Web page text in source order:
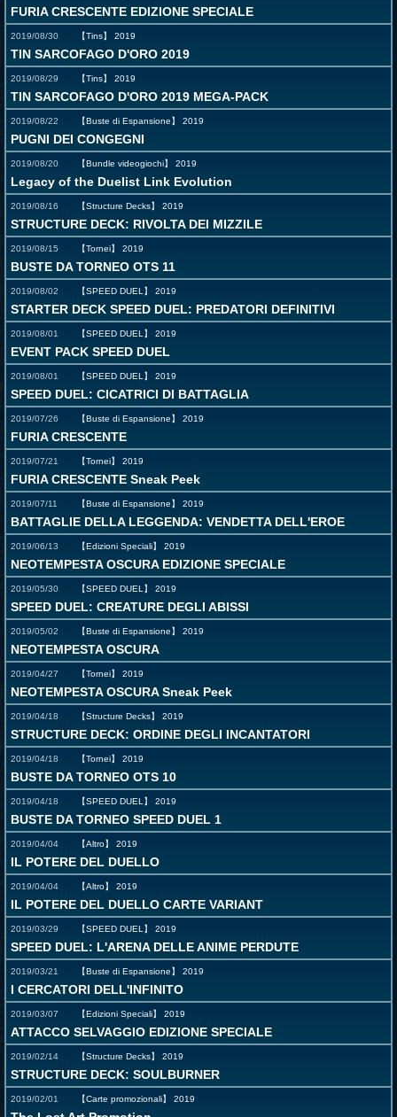
FURIA CRESCENTE EDIZIONE SPECIALE
2019/08/30 【Tins】 2019
TIN SARCOFAGO D'ORO 2019
2019/08/29 【Tins】 2019
TIN SARCOFAGO D'ORO 2019 MEGA-PACK
2019/08/22 【Buste di Espansione】 2019
PUGNI DEI CONGEGNI
2019/08/20 【Bundle videogiochi】 2019
Legacy of the Duelist Link Evolution
2019/08/16 【Structure Decks】 2019
STRUCTURE DECK: RIVOLTA DEI MIZZILE
2019/08/15 【Tornei】 2019
BUSTE DA TORNEO OTS 11
2019/08/02 【SPEED DUEL】 2019
STARTER DECK SPEED DUEL: PREDATORI DEFINITIVI
2019/08/01 【SPEED DUEL】 2019
EVENT PACK SPEED DUEL
2019/08/01 【SPEED DUEL】 2019
SPEED DUEL: CICATRICI DI BATTAGLIA
2019/07/26 【Buste di Espansione】 2019
FURIA CRESCENTE
2019/07/21 【Tornei】 2019
FURIA CRESCENTE Sneak Peek
2019/07/11 【Buste di Espansione】 2019
BATTAGLIE DELLA LEGGENDA: VENDETTA DELL'EROE
2019/06/13 【Edizioni Speciali】 2019
NEOTEMPESTA OSCURA EDIZIONE SPECIALE
2019/05/30 【SPEED DUEL】 2019
SPEED DUEL: CREATURE DEGLI ABISSI
2019/05/02 【Buste di Espansione】 2019
NEOTEMPESTA OSCURA
2019/04/27 【Tornei】 2019
NEOTEMPESTA OSCURA Sneak Peek
2019/04/18 【Structure Decks】 2019
STRUCTURE DECK: ORDINE DEGLI INCANTATORI
2019/04/18 【Tornei】 2019
BUSTE DA TORNEO OTS 10
2019/04/18 【SPEED DUEL】 2019
BUSTE DA TORNEO SPEED DUEL 1
2019/04/04 【Altro】 2019
IL POTERE DEL DUELLO
2019/04/04 【Altro】 2019
IL POTERE DEL DUELLO CARTE VARIANT
2019/03/29 【SPEED DUEL】 2019
SPEED DUEL: L'ARENA DELLE ANIME PERDUTE
2019/03/21 【Buste di Espansione】 2019
I CERCATORI DELL'INFINITO
2019/03/07 【Edizioni Speciali】 2019
ATTACCO SELVAGGIO EDIZIONE SPECIALE
2019/02/14 【Structure Decks】 2019
STRUCTURE DECK: SOULBURNER
2019/02/01 【Carte promozionali】 2019